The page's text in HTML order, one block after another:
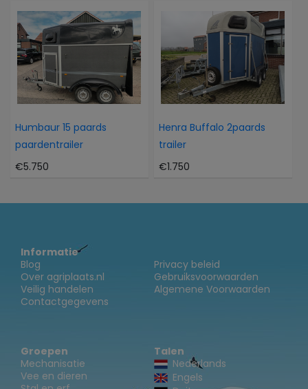
Humbaur 15 paards
paardentrailer
€5.750
Henra Buffalo 2paards
trailer
€1.750
Informatie
Blog
Over agriplaats.nl
Veilig handelen
Contactgegevens
Privacy beleid
Gebruiksvoorwaarden
Algemene Voorwaarden
Groepen
Mechanisatie
Vee en dieren
Talen
Nederlands
Engels